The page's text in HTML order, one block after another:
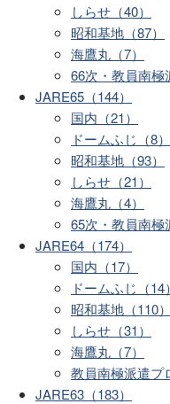
しらせ（40）
昭和基地（87）
海鷹丸（7）
66次・教員南極
JARE65（144）
国内（21）
ドームふじ（8）
昭和基地（93）
しらせ（21）
海鷹丸（4）
65次・教員南極
JARE64（174）
国内（17）
ドームふじ（14）
昭和基地（110）
しらせ（31）
海鷹丸（7）
教員南極派遣プ
JARE63（183）